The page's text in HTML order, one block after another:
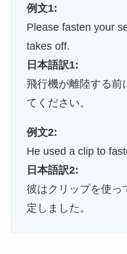
例文1:
Please fasten your
takes off.
日本語訳1:
飛行機が離陸する前
てください。
例文2:
He used a clip to
日本語訳2:
彼はクリップを使っ
定しました。